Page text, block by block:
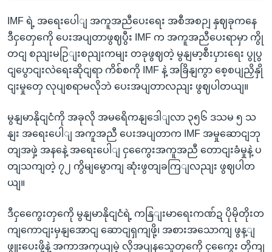
IMF ရဲ့ အရေးပေါျ အကူအညီပေးရေး အစီအစဉျ နှဈခုကနေ
ဒီငှတှေကေို ပေးအပျတာဖွဈပွီး IMF က အကူအညီပေးရာမှာ ကွို
တငျ စညျးမဉြျးစညျးကမျး တခုဖွဈတဲ့ မွနျမာ့စီးပှားရေး ပွုပွ
ငျပွောငျးလဲရေးဆိုငျရာ ကိစ်စကို IMF နဲ့ အခြိနျကွာ စေ့စပျညှိနှို
ငျးမှုတှေ လုပျစရာမလိုဘဲ ပေးအပျတာလညျး ဖွဈပါတယျ။
မွနျမာနိုငျငံကို အခုလို အမရေိကနျဒေါျလာ ၃၅၆ ဒသမ ၅ သ
နျး အရေးပေါျ အကူအညီ ပေးအပျတာက IMF အမှုဆောငျဘု
တျအဖှဲ့ အနနေဲ့ အရေးပေါျ ငှကွေေးအကူအညီ တောငျးခံမှုနဲ့ ပ
တျသကျတဲ့ ၇၂ ကွိမျမွောကျ ဆုံးဖွတျခကြျလညျး ဖွဈပါတ
ယျ။
ဒီငှကွေေးတှကေို မွနျမာနိုငျငံရဲ့ ကနြျးမာရေးကဏ်ဍ ပိုမိုတိုးတ
ကျကောငျးမှနျအောငျ ဆောငျရှကျဖို့၊ အစားအသောကျ ဖွန့ျ
ဖွူးပေးဖို့နဲ့ အကာအကှယျမဲ့ လိုအပျနသေူတှကေို ငှကွေေး တိုကျ